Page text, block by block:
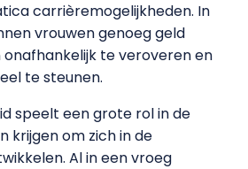
carrièremogelijkheden. In
vrouwen genoeg geld
te veroveren en
te steunen.
speelt een grote rol in de
krijgen om zich in de
Al in een vroeg